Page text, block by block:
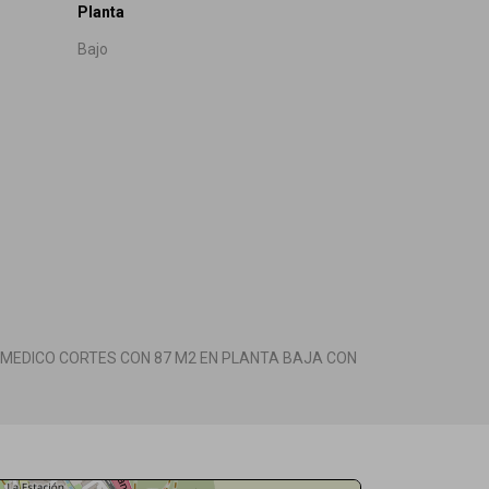
Planta
Bajo
CORTES CON 87 M2 EN PLANTA BAJA CON